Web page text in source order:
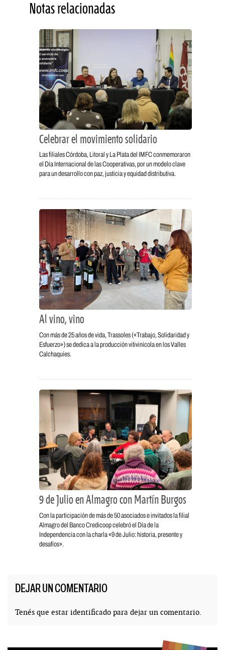
Notas relacionadas
Celebrar el movimiento solidario
Las filiales Córdoba, Litoral y La Plata del IMFC conmemoraron
el Día Internacional de las Cooperativas, por un modelo clave
para un desarrollo con paz, justicia y equidad distributiva.
Al vino, vino
Con más de 25 años de vida, Trassoles («Trabajo, Solidaridad y
Esfuerzo») se dedica a la producción vitivinícola en los Valles
Calchaquíes.
9 de Julio en Almagro con Martín Burgos
Con la participación de más de 50 asociados e invitados la filial
Almagro del Banco Credicoop celebró el Día de la
Independencia con la charla «9 de Julio: historia, presente y
desafíos».
DEJAR UN COMENTARIO
Tenés que estar identificado para dejar un comentario.